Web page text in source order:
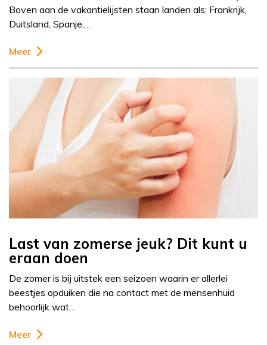
Boven aan de vakantielijsten staan landen als: Frankrijk,
Duitsland, Spanje,…
Meer
Last van zomerse jeuk? Dit kunt u
eraan doen
De zomer is bij uitstek een seizoen waarin er allerlei
beestjes opduiken die na contact met de mensenhuid
behoorlijk wat…
Meer